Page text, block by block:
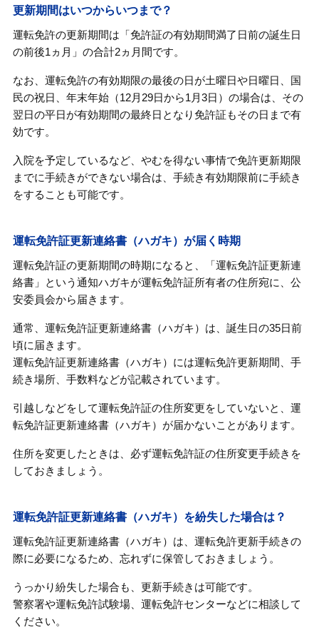
更新期間はいつからいつまで？
運転免許の更新期間は「免許証の有効期間満了日前の誕生日
の前後1ヵ月」の合計2ヵ月間です。
なお、運転免許の有効期限の最後の日が土曜日や日曜日、国
民の祝日、年末年始（12月29日から1月3日）の場合は、その
翌日の平日が有効期間の最終日となり免許証もその日まで有
効です。
入院を予定しているなど、やむを得ない事情で免許更新期限
までに手続きができない場合は、手続き有効期限前に手続き
をすることも可能です。
運転免許証更新連絡書（ハガキ）が届く時期
運転免許証の更新期間の時期になると、「運転免許証更新連
絡書」という通知ハガキが運転免許証所有者の住所宛に、公
安委員会から届きます。
通常、運転免許証更新連絡書（ハガキ）は、誕生日の35日前
頃に届きます。
運転免許証更新連絡書（ハガキ）には運転免許更新期間、手
続き場所、手数料などが記載されています。
引越しなどをして運転免許証の住所変更をしていないと、運
転免許証更新連絡書（ハガキ）が届かないことがあります。
住所を変更したときは、必ず運転免許証の住所変更手続きを
しておきましょう。
運転免許証更新連絡書（ハガキ）を紛失した場合は？
運転免許証更新連絡書（ハガキ）は、運転免許更新手続きの
際に必要になるため、忘れずに保管しておきましょう。
うっかり紛失した場合も、更新手続きは可能です。
警察署や運転免許試験場、運転免許センターなどに相談して
ください。